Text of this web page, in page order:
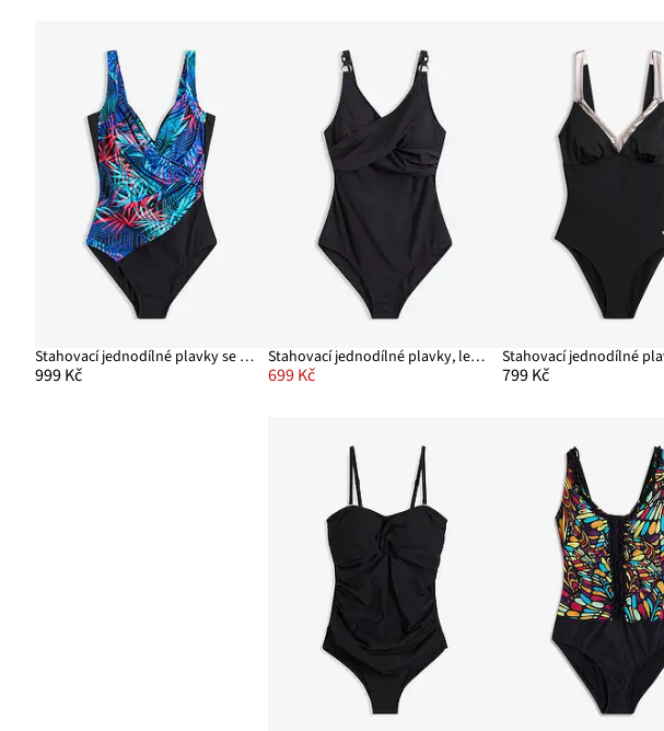
Stahovací jednodílné plavky se zavinovacím vzhledem, lehký tvarující efekt
999 Kč
Stahovací jednodílné plavky, lehký tvarující efekt
699 Kč 799 Kč